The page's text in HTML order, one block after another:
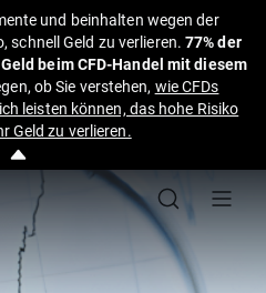
und beinhalten wegen der
schnell Geld zu verlieren.77% der
beim CFD-Handel mit diesem
ob Sie verstehen, wie CFDs
leisten können, das hohe Risiko
Geld zu verlieren.